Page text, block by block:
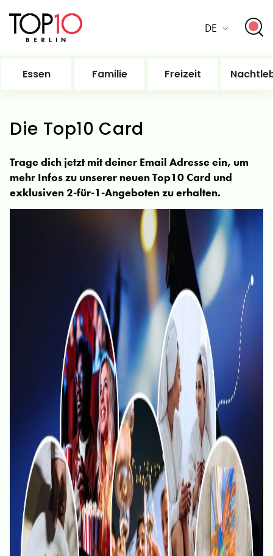
DE
Essen Familie Freizeit
Die Top10 Card
Trage dich jetzt mit deiner Email Adresse ein, um
mehr Infos zu unserer neuen Top10 Card und
exklusiven 2-für-1-Angeboten zu erhalten.